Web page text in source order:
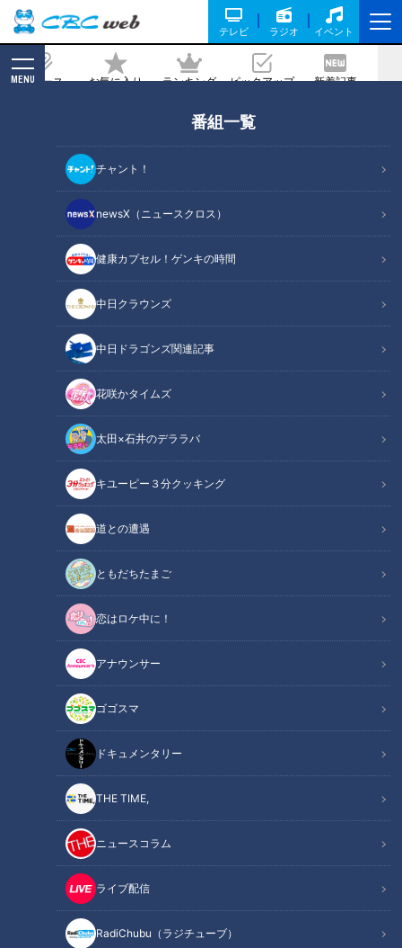
テレビ ラジオ イベント
ニュース お気に入り ランキング ピックアップ 新着記事
MENU
番組一覧
チャント！
newsX（ニュースクロス）
健康カプセル！ゲンキの時間
中日クラウンズ
中日ドラゴンズ関連記事
花咲かタイムズ
太田×石井のデララバ
キユーピー３分クッキング
道との遭遇
ともだちたまご
恋はロケ中に！
アナウンサー
ゴゴスマ
ドキュメンタリー
THE TIME,
ニュースコラム
ライブ配信
RadiChubu（ラジチューブ）
ピー３分クッキング】
2025/03/06 18:00
CBCテレビ：画像『キユーピー3分クッキング』
キユーピー３分クッキング
レシピ紹介
まろやかな豆乳のしゃぶしゃぶに、香味だれを合わせて食べま
しょう。根菜は帯状に切って火を通りやすくします。（講師：
髙井英克先生／キユーピー３分クッキング ）
関連リンク
材料（2人分）
作り方
オススメ関連コンテンツ
材料（2人分）